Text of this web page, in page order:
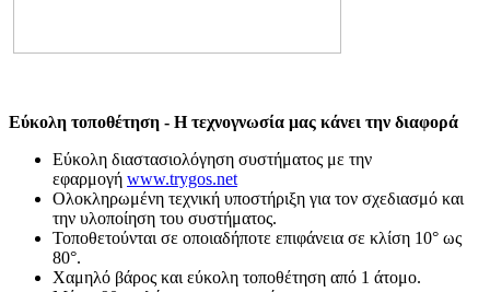
Εύκολη τοποθέτηση - Η τεχνογνωσία μας κάνει την διαφορά
Εύκολη διαστασιολόγηση συστήματος με την
εφαρμογή www.trygos.net
Ολοκληρωμένη τεχνική υποστήριξη για τον σχεδιασμό και
την υλοποίηση του συστήματος.
Τοποθετούνται σε οποιαδήποτε επιφάνεια σε κλίση 10° ως
80°.
Χαμηλό βάρος και εύκολη τοποθέτηση από 1 άτομο.